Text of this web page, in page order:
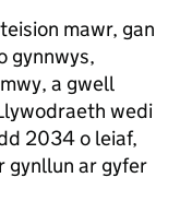
mawr, gan
gynnwys,
a gwell
wedi
2034 o leiaf,
gynllun ar gyfer